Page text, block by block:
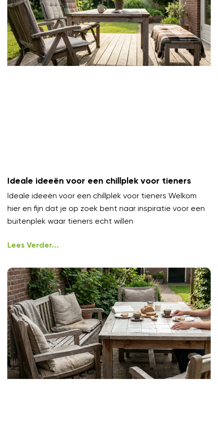
Ideale ideeën voor een chillplek voor tieners
Ideale ideeën voor een chillplek voor tieners Welkom
hier en fijn dat je op zoek bent naar inspiratie voor een
buitenplek waar tieners echt willen
Lees Verder...